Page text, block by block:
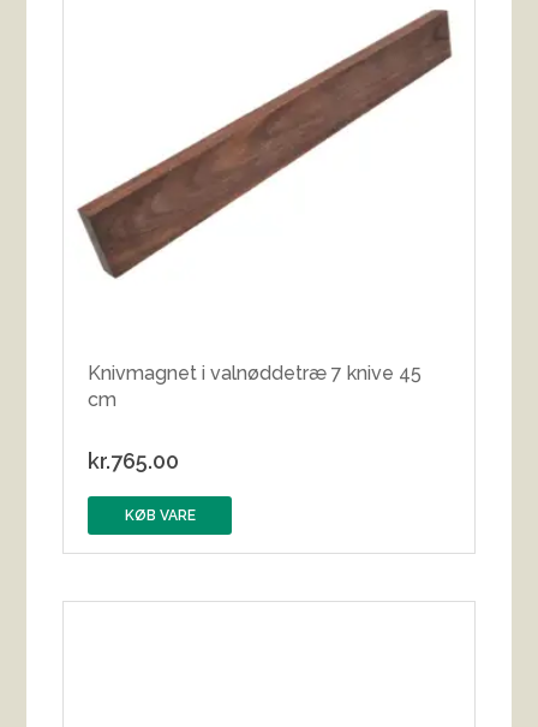
Knivmagnet i valnøddetræ 7 knive 45
cm
kr.765.00
KØB VARE